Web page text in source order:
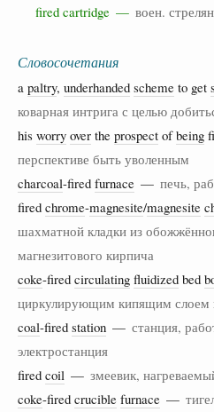
fired cartridge — воен.
Словосочетания
a paltry, underhanded scheme to get
коварная интрига с целью
his worry over the prospect ofbeing
перспективе быть уволенным
charcoal-fired furnace — печь,
fired chrome-magnesite/magnesite
шахматной кладки из
магнезитового кирпича
coke-fired circulating fluidized bed
циркулирующим кипящим слоем
coal-fired station — станция,
электростанция
fired coil — змеевик,
coke-fired crucible furnace —